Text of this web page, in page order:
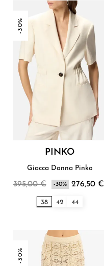
-30%
PINKO
Giacca Donna Pinko
395,00 € -30% 276,50 €
38 42 44
-30%